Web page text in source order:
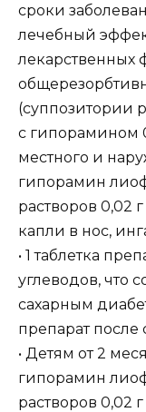
сроки
лечебный
лекарственных
(суппозитории
с гипорамином
местного и
гипорамин
растворов 0,02
капли в нос,
• 1 таблетка
углеводов, что
сахарным
препарат после
• Детям от 2
гипорамин
растворов 0,02